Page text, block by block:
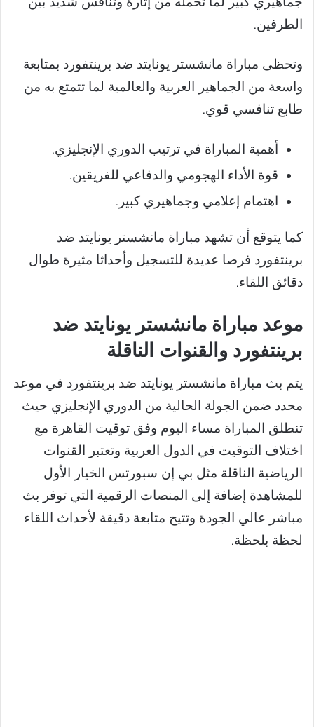
الطرفين.
وتحظى مباراة مانشستر يونايتد ضد برينتفورد بمتابعة
واسعة من الجماهير العربية والعالمية لما تتمتع به من
طابع تنافسي قوي.
أهمية المباراة في ترتيب الدوري الإنجليزي.
قوة الأداء الهجومي والدفاعي للفريقين.
اهتمام إعلامي وجماهيري كبير.
كما يتوقع أن تشهد مباراة مانشستر يونايتد ضد
برينتفورد فرصا عديدة للتسجيل وأحداثا مثيرة طوال
دقائق اللقاء.
موعد مباراة مانشستر يونايتد ضد
برينتفورد والقنوات الناقلة
يتم بث مباراة مانشستر يونايتد ضد برينتفورد في موعد
محدد ضمن الجولة الحالية من الدوري الإنجليزي حيث
تنطلق المباراة مساء اليوم وفق توقيت القاهرة مع
اختلاف التوقيت في الدول العربية وتعتبر القنوات
الرياضية الناقلة مثل بي إن سبورتس الخيار الأول
للمشاهدة إضافة إلى المنصات الرقمية التي توفر بث
مباشر عالي الجودة وتتيح متابعة دقيقة لأحداث اللقاء
لحظة بلحظة.